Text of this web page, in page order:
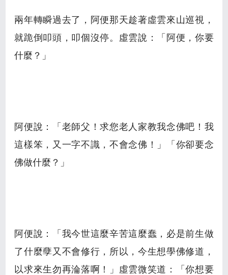
兩年轉瞬過去了，阿便那天趁著虛雲來山巡視，
就跪倒叩頭，叩個沒停。虛雲說：「阿便，你要
什麼？」
阿便說：「老師父！求您老人家教我念佛吧！我
這樣笨，又一字不識，不會念佛！」「你卻要念
佛做什麼？」
阿便說：「我今世這麼辛苦這麼蠢，必是前生做
了什麼孽又不會修行，所以，今生想學佛修道，
以求來生勿再淪落啊！」虛雲微笑道：「你想要